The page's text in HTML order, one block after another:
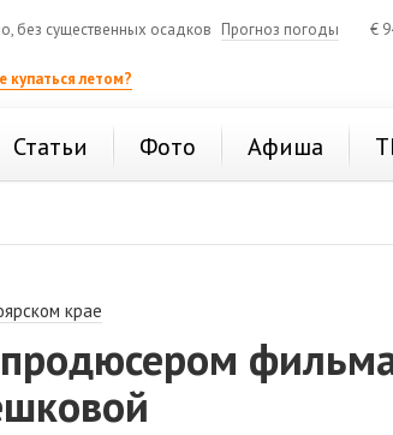
без существенных осадков Прогноз погоды €
купаться летом?
Статьи Фото Афиша
крае